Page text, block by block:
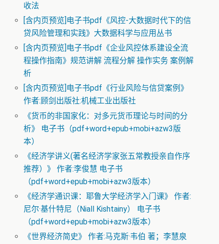
收法
[含内页预览]电子书pdf《风控-大数据时代下的信
贷风险管理和实践》大数据科学与应用丛书
[含内页预览]电子书pdf《企业风控体系建设全流
程操作指南》规范讲解 流程分解 操作实务 案例解
析
[含内页预览]电子书pdf《行业风险与信贷案例》
作者:顾剑出版社:机械工业出版社
《货币的非国家化：对多元货币理论与时间的分
析》 电子书（pdf+word+epub+mobi+azw3版
本）
《经济学讲义(著名经济学家张五常教授亲自作序
推荐）》 作者:李俊慧 电子书
（pdf+word+epub+mobi+azw3版本）
《经济学通识课：耶鲁大学经济学入门课》 作者:
尼尔·基什特尼（Niall Kishtainy） 电子书
（pdf+word+epub+mobi+azw3版本）
《世界经济简史》 作者:马克斯·韦伯 著；李慧泉